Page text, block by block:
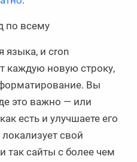
по всему
языка, и cron
каждую новую строку,
Вы
это важно — или
есть и улучшаете его
свой
так сайты с более чем